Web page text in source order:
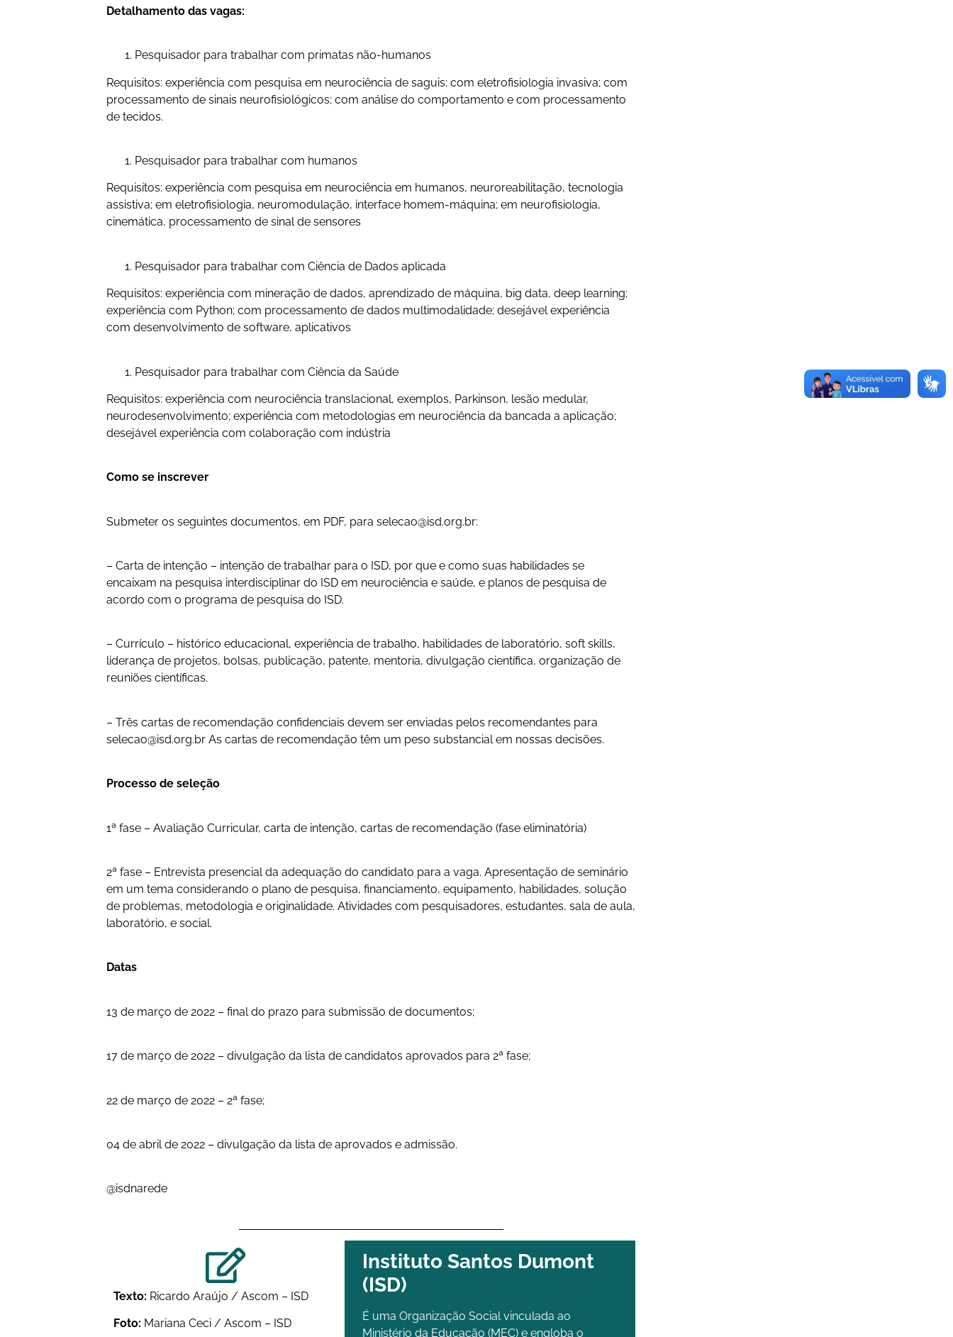
Detalhamento das vagas:
Pesquisador para trabalhar com primatas não-humanos
Requisitos: experiência com pesquisa em neurociência de saguis; com eletrofisiologia invasiva; com
processamento de sinais neurofisiológicos; com análise do comportamento e com processamento
de tecidos.
Pesquisador para trabalhar com humanos
Requisitos: experiência com pesquisa em neurociência em humanos, neuroreabilitação, tecnologia
assistiva; em eletrofisiologia, neuromodulação, interface homem-máquina; em neurofisiologia,
cinemática, processamento de sinal de sensores
Pesquisador para trabalhar com Ciência de Dados aplicada
Requisitos: experiência com mineração de dados, aprendizado de máquina, big data, deep learning;
experiência com Python; com processamento de dados multimodalidade; desejável experiência
com desenvolvimento de software, aplicativos
Pesquisador para trabalhar com Ciência da Saúde
Requisitos: experiência com neurociência translacional, exemplos, Parkinson, lesão medular,
neurodesenvolvimento; experiência com metodologias em neurociência da bancada a aplicação;
desejável experiência com colaboração com indústria
Como se inscrever
Submeter os seguintes documentos, em PDF, para selecao@isd.org.br:
– Carta de intenção – intenção de trabalhar para o ISD, por que e como suas habilidades se
encaixam na pesquisa interdisciplinar do ISD em neurociência e saúde, e planos de pesquisa de
acordo com o programa de pesquisa do ISD.
– Currículo – histórico educacional, experiência de trabalho, habilidades de laboratório, soft skills,
liderança de projetos, bolsas, publicação, patente, mentoria, divulgação científica, organização de
reuniões científicas.
– Três cartas de recomendação confidenciais devem ser enviadas pelos recomendantes para
selecao@isd.org.br As cartas de recomendação têm um peso substancial em nossas decisões.
Processo de seleção
1ª fase – Avaliação Curricular, carta de intenção, cartas de recomendação (fase eliminatória)
2ª fase – Entrevista presencial da adequação do candidato para a vaga. Apresentação de seminário
em um tema considerando o plano de pesquisa, financiamento, equipamento, habilidades, solução
de problemas, metodologia e originalidade. Atividades com pesquisadores, estudantes, sala de aula,
laboratório, e social.
Datas
13 de março de 2022 – final do prazo para submissão de documentos;
17 de março de 2022 – divulgação da lista de candidatos aprovados para 2ª fase;
22 de março de 2022 – 2ª fase;
04 de abril de 2022 – divulgação da lista de aprovados e admissão.
@isdnarede
Texto: Ricardo Araújo / Ascom – ISD
Foto: Mariana Ceci / Ascom – ISD
Instituto Santos Dumont
(ISD)
É uma Organização Social vinculada ao
Ministério da Educação (MEC) e engloba o